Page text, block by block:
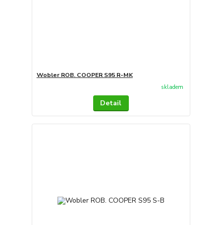
Wobler ROB. COOPER S95 R-MK
skladem
Detail